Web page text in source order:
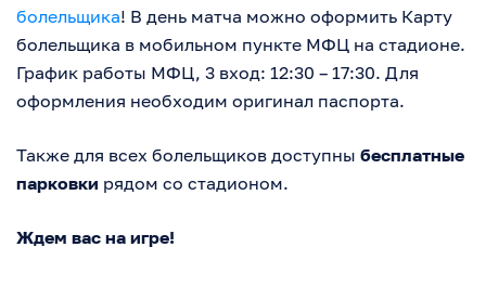
болельщика! В день матча можно оформить Карту
болельщика в мобильном пункте МФЦ на стадионе.
График работы МФЦ, 3 вход: 12:30 – 17:30. Для
оформления необходим оригинал паспорта.
Также для всех болельщиков доступны бесплатные
парковки рядом со стадионом.
Ждем вас на игре!